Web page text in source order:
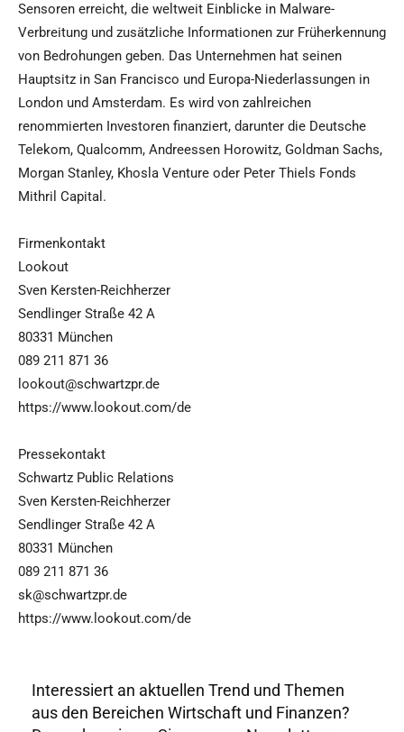
Sensoren erreicht, die weltweit Einblicke in Malware-
Verbreitung und zusätzliche Informationen zur Früherkennung
von Bedrohungen geben. Das Unternehmen hat seinen
Hauptsitz in San Francisco und Europa-Niederlassungen in
London und Amsterdam. Es wird von zahlreichen
renommierten Investoren finanziert, darunter die Deutsche
Telekom, Qualcomm, Andreessen Horowitz, Goldman Sachs,
Morgan Stanley, Khosla Venture oder Peter Thiels Fonds
Mithril Capital.
Firmenkontakt
Lookout
Sven Kersten-Reichherzer
Sendlinger Straße 42 A
80331 München
089 211 871 36
lookout@schwartzpr.de
https://www.lookout.com/de
Pressekontakt
Schwartz Public Relations
Sven Kersten-Reichherzer
Sendlinger Straße 42 A
80331 München
089 211 871 36
sk@schwartzpr.de
https://www.lookout.com/de
Interessiert an aktuellen Trend und Themen
aus den Bereichen Wirtschaft und Finanzen?